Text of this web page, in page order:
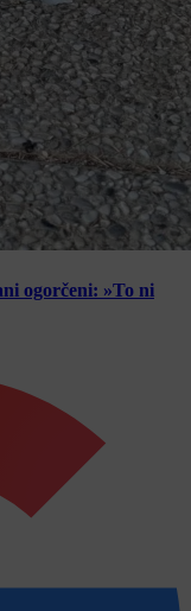
ogorčeni: »To ni